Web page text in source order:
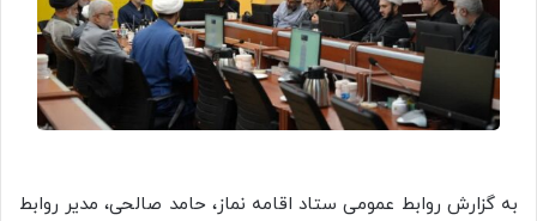
به گزارش روابط عمومی ستاد اقامه نماز، حامد صالحی، مدیر روابط